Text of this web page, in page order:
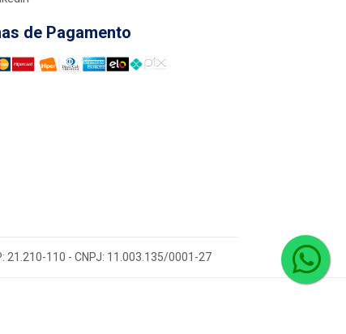
de Pagamento
21.210-110 - CNPJ: 11.003.135/0001-27